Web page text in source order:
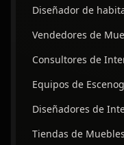
Diseñador de
Vendedores de
Consultores de
Equipos de
Diseñadores de
Tiendas de